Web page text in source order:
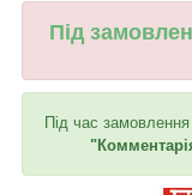
Під
Під час